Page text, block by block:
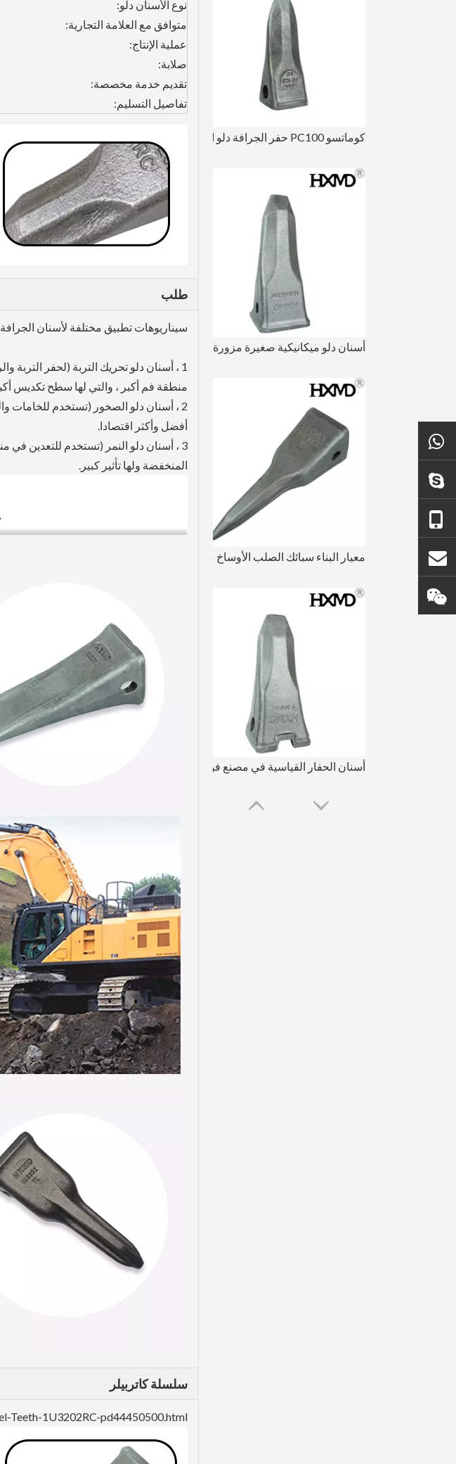
نوع الأسنان دلو:
متوافق مع العلامة التجارية:
عملية الإنتاج:
صلابة:
تقديم خدمة مخصصة:
تفاصيل التسليم:
طلب
سيناريوهات تطبيق مختلفة لأسنان الجرافة
1 ، أسنان دلو تحريك التربة (لحفر
منطقة فم أكبر ، والتي لها سطح تكديس
2 ، أسنان دلو الصخور (تستخدم للخامات
أفضل وأكثر اقتصادا.
3 ، أسنان دلو النمر (تستخدم للتعدين
المنخفضة ولها تأثير كبير.
سلسلة كاتربيلر
Teeth-1U3202RC-pd44450500.html
info@goldforging.com